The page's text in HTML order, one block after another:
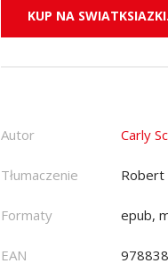
KUP NA
Autor Carly
Tłumaczenie Robert
Formaty epub,
EAN